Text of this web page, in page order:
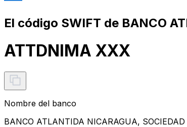
El código SWIFT de BANCO
ATTDNIMA XXX
Nombre del banco
BANCO ATLANTIDA NICARAGUA,